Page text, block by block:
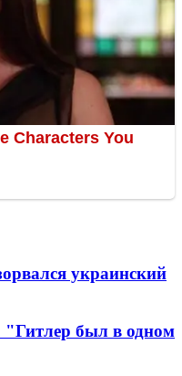
украинский
был в одном